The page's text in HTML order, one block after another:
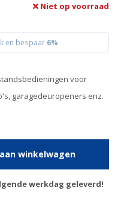
Niet op voorraad
en bespaar 6%
voor
garagedeuropeners enz.
winkelwagen
werkdag geleverd!